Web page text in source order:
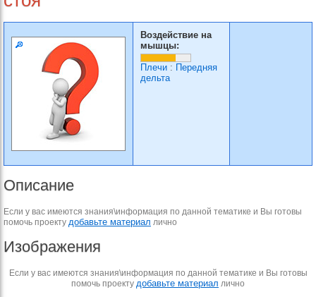
Воздействие на
мышцы:
Плечи : Передняя
дельта
Описание
Если у вас имеются знания\информация по данной тематике и Вы готовы
помочь проекту добавьте материал лично
Изображения
Если у вас имеются знания\информация по данной тематике и Вы готовы
помочь проекту добавьте материал лично